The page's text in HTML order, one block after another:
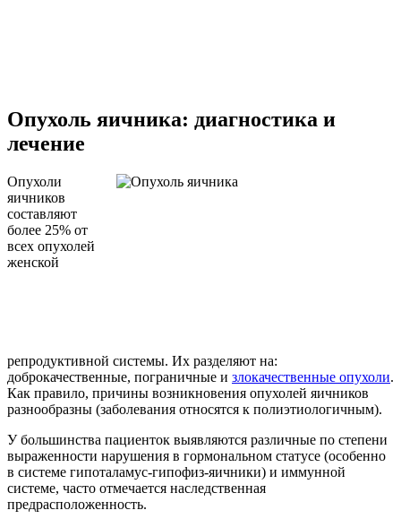
Опухоль яичника: диагностика и
лечение
Опухоли
яичников
составляют
более 25% от
всех опухолей
женской
репродуктивной системы. Их разделяют на:
доброкачественные, пограничные и злокачественные опухоли.
Как правило, причины возникновения опухолей яичников
разнообразны (заболевания относятся к полиэтиологичным).
У большинства пациенток выявляются различные по степени
выраженности нарушения в гормональном статусе (особенно
в системе гипоталамус-гипофиз-яичники) и иммунной
системе, часто отмечается наследственная
предрасположенность.